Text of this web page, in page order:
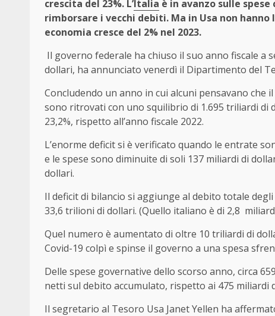
crescita del 23%. L’Italia è in avanzo sulle
rimborsare i vecchi debiti. Ma in Usa non hanno
economia cresce del 2% nel 2023.
Il governo federale ha chiuso il suo anno fiscale
dollari, ha annunciato venerdì il Dipartimento del
Concludendo un anno in cui alcuni pensavano
sono ritrovati con uno squilibrio di 1.695 triliardi di
23,2%, rispetto all’anno fiscale 2022.
L’enorme deficit si è verificato quando le entrate
e le spese sono diminuite di soli 137 miliardi di
dollari.
Il deficit di bilancio si aggiunge al debito totale
33,6 trilioni di dollari. (Quello italiano è di 2,8
Quel numero è aumentato di oltre 10 triliardi di
Covid-19 colpì e spinse il governo a una spesa
Delle spese governative dello scorso anno, circa
netti sul debito accumulato, rispetto ai 475 miliardi
Il segretario al Tesoro Usa Janet Yellen ha